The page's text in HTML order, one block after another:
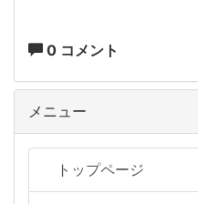
0 コメント
メニュー
トップページ